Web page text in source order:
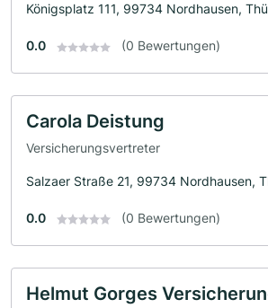
Königsplatz 111, 99734 Nordhausen,
0.0 (0 Bewertungen)
Carola Deistung
Versicherungsvertreter
Salzaer Straße 21, 99734 Nordhausen,
0.0 (0 Bewertungen)
Helmut Gorges